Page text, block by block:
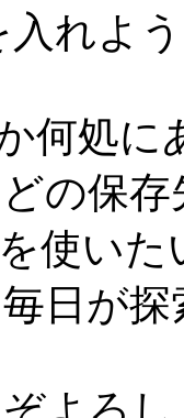
入れよ
何処
の保
使い
日が